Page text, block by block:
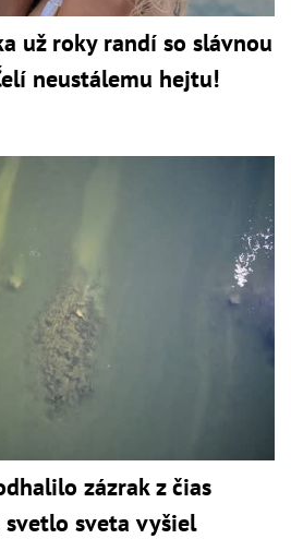
už roky randí so slávnou
neustálemu hejtu!
zázrak z čias
svetlo sveta vyšiel